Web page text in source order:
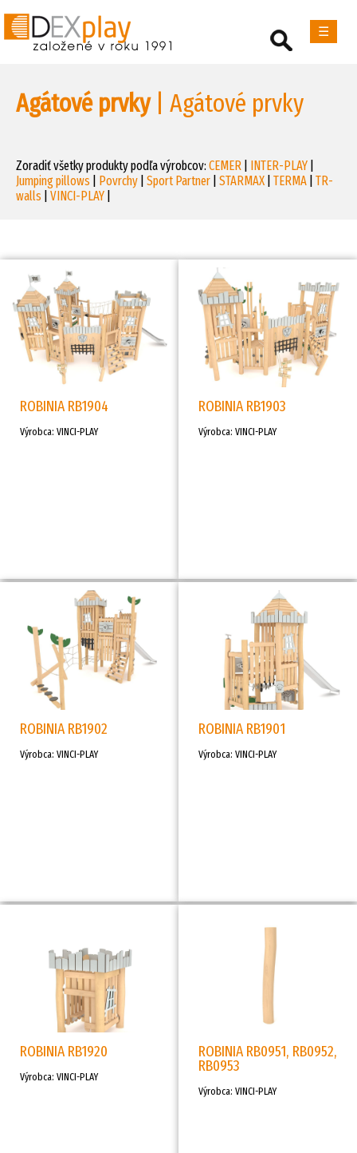
☰
Agátové prvky| Agátové prvky
Zoradiť všetky produkty podľa výrobcov: CEMER INTER-PLAY
Jumping pillows
Povrchy Sport Partner STARMAX TERMA TR-
walls
VINCI-PLAY
ROBINIA RB1904
Výrobca: VINCI-PLAY
ROBINIA RB1903
Výrobca: VINCI-PLAY
ROBINIA RB1902
Výrobca: VINCI-PLAY
ROBINIA RB1901
Výrobca: VINCI-PLAY
ROBINIA RB1920
Výrobca: VINCI-PLAY
ROBINIA RB0951, RB0952,
RB0953
Výrobca: VINCI-PLAY